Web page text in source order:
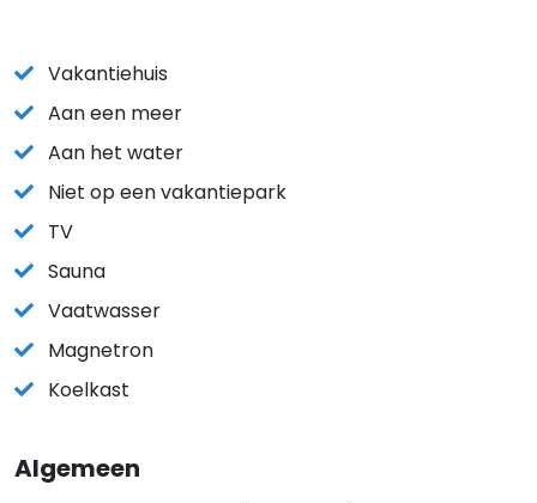
Vakantiehuis
Aan een meer
Aan het water
Niet op een vakantiepark
TV
Sauna
Vaatwasser
Magnetron
Koelkast
Algemeen